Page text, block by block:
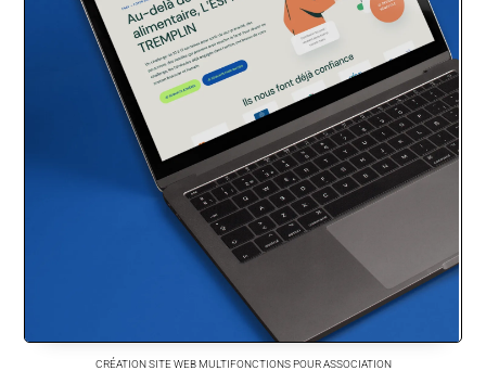
CRÉATION SITE WEB MULTIFONCTIONS POUR ASSOCIATION